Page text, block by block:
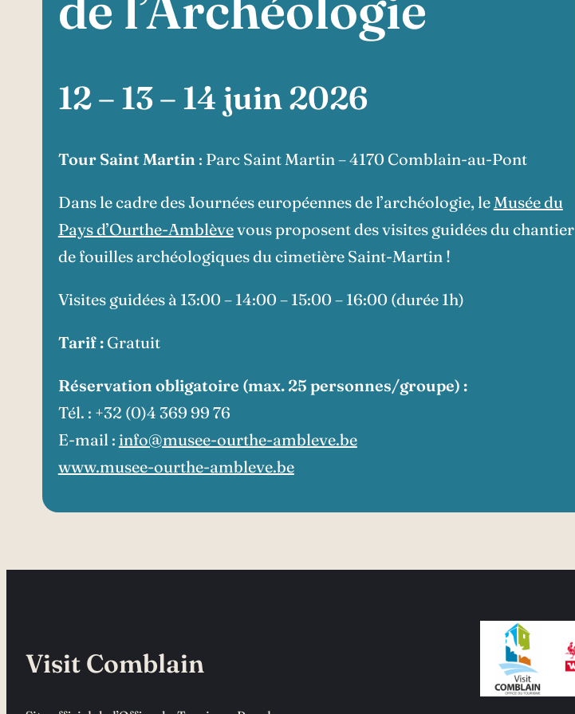
12 – 13 – 14 juin 2026
Tour Saint Martin : Parc Saint Martin – 4170 Comblain-au-Pont
Dans le cadre des Journées européennes de l’archéologie, le Musée du
Pays d’Ourthe-Amblèvevous proposent des visites guidées du chantier
de fouilles archéologiques du cimetière Saint-Martin !
Visites guidées à 13:00 – 14:00 – 15:00 – 16:00 (durée 1h)
Tarif :Gratuit
Réservation obligatoire (max. 25 personnes/groupe) :
Tél. : +32 (0)4 369 99 76
E-mail : info@musee-ourthe-ambleve.be
www.musee-ourthe-ambleve.be
Visit Comblain